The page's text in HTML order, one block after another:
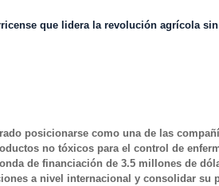
que lidera la revolución agrícola
posicionarse como una de las
no tóxicos para el control de
de financiación de 3.5 millones de
a nivel internacional y consolidar su